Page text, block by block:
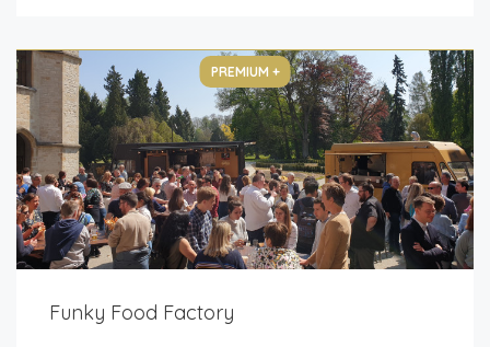
PREMIUM +
Funky Food Factory